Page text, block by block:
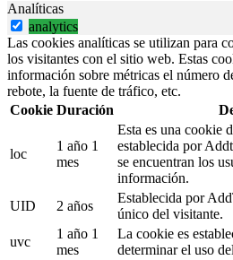
Analíticas
analytics
Las cookies analíticas se utilizan para
los visitantes con el sitio web. Estas
información sobre métricas el número
rebote, la fuente de tráfico, etc.
Cookie Duración
loc
1 año 1
mes
Esta es una cookie
establecida por
se encuentran los
información.
UID
2 años
Establecida por
único del visitante.
uvc
1 año 1
mes
La cookie es
determinar el uso